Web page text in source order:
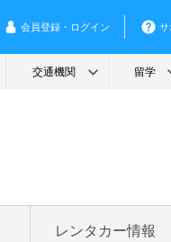
レンタカー情報